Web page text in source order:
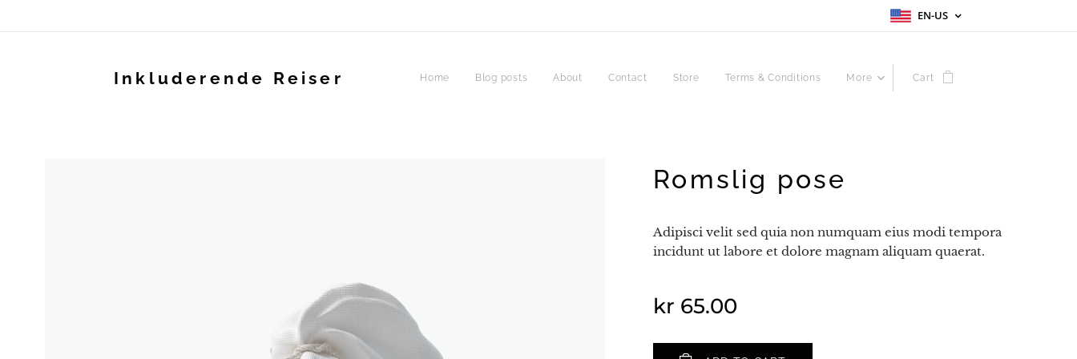
EN-US
Inkluderende Reiser Home Blog posts About Contact Store Terms & Conditions More Cart
Romslig pose
Adipisci velit sed quia non numquam eius modi tempora
incidunt ut labore et dolore magnam aliquam quaerat.
kr 65.00